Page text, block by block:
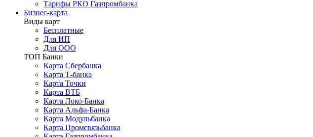
Тарифы РКО Газпромбанка
Бизнес-карта
Виды карт
Бесплатные
Для ИП
Для ООО
ТОП Банки
Карта Сбербанка
Карта Т-банка
Карта Точки
Карта ВТБ
Карта Локо-Банка
Карта Альфа-Банка
Карта Модульбанка
Карта Промсвязьбанка